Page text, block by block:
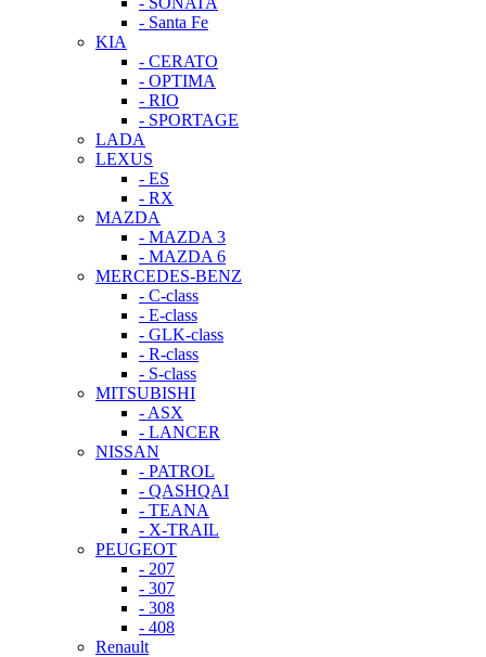
- Santa Fe
KIA
- CERATO
- OPTIMA
- RIO
- SPORTAGE
LADA
LEXUS
- ES
- RX
MAZDA
- MAZDA 3
- MAZDA 6
MERCEDES-BENZ
- C-class
- E-class
- GLK-class
- R-class
- S-class
MITSUBISHI
- ASX
- LANCER
NISSAN
- PATROL
- QASHQAI
- TEANA
- X-TRAIL
PEUGEOT
- 207
- 307
- 308
- 408
Renault